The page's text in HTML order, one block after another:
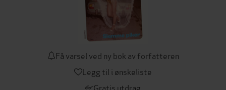
Få varsel ved ny bok av forfatteren
Legg til i ønskeliste
Gratis utdrag